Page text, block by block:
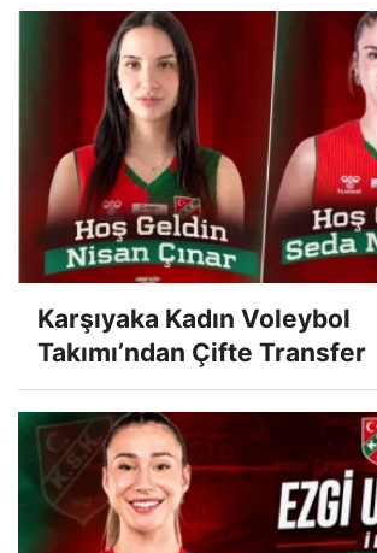
Karşıyaka Kadın Voleybol
Takımı’ndan Çifte Transfer